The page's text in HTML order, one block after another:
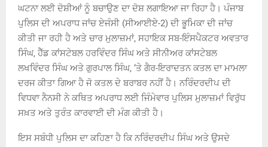
ਘਟਨਾ ਲਈ ਦੋਸ਼ੀਆਂ ਨੂੰ ਬਚਾਉਣ ਦਾ ਦੋਸ਼ ਲਗਾਇਆ ਜਾ ਰਿਹਾ ਹੈ। ਪੰਜਾਬ
ਪੁਲਿਸ ਦੀ ਅਪਰਾਧ ਜਾਂਚ ਏਜੰਸੀ (ਸੀਆਈਏ-2) ਦੀ ਭੂਮਿਕਾ ਦੀ ਜਾਂਚ
ਕੀਤੀ ਜਾ ਰਹੀ ਹੈ ਅਤੇ ਚਾਰ ਮੁਲਾਜ਼ਮਾਂ, ਸਹਾਇਕ ਸਬ-ਇੰਸਪੈਕਟਰ ਅਵਤਾਰ
ਸਿੰਘ, ਹੈੱਡ ਕਾਂਸਟੇਬਲ ਹਰਵਿੰਦਰ ਸਿੰਘ ਅਤੇ ਸੀਨੀਅਰ ਕਾਂਸਟੇਬਲ
ਲਖਵਿੰਦਰ ਸਿੰਘ ਅਤੇ ਗੁਰਪਾਲ ਸਿੰਘ, ‘ਤੇ ਗੈਰ-ਇਰਾਦਤਨ ਕਤਲ ਦਾ ਮਾਮਲਾ
ਦਰਜ ਕੀਤਾ ਗਿਆ ਹੈ ਜੋ ਕਤਲ ਦੇ ਬਰਾਬਰ ਨਹੀਂ ਹੈ। ਨਰਿੰਦਰਦੀਪ ਦੀ
ਵਿਧਵਾ ਨੈਨਸੀ ਨੇ ਕਥਿਤ ਅਪਰਾਧ ਲਈ ਜਿੰਮੇਵਾਰ ਪੁਲਿਸ ਮੁਲਾਜ਼ਮਾਂ ਵਿਰੁੱਧ
ਸਖ਼ਤ ਅਤੇ ਤੁਰੰਤ ਕਾਰਵਾਈ ਦੀ ਮੰਗ ਕੀਤੀ ਹੈ।
ਇਸ ਸਬੰਧੀ ਪੁਲਿਸ ਦਾ ਕਹਿਣਾ ਹੈ ਕਿ ਨਰਿੰਦਰਦੀਪ ਸਿੰਘ ਅਤੇ ਉਸਦੇ